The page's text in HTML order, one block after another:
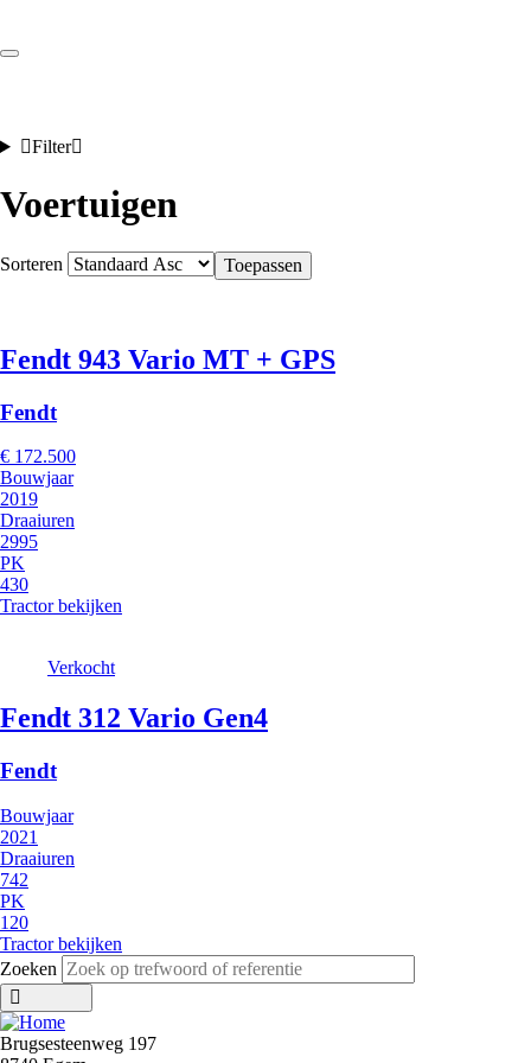
Filter
Voertuigen
Sorteren Toepassen
Fendt 943 Vario MT + GPS
Fendt
€ 172.500
Bouwjaar
2019
Draaiuren
2995
PK
430
Tractor bekijken
Verkocht
Fendt 312 Vario Gen4
Fendt
Bouwjaar
2021
Draaiuren
742
PK
120
Tractor bekijken
Zoeken
Brugsesteenweg 197